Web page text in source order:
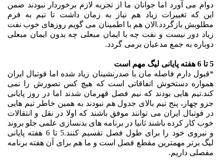
دوام می آورد اما جوانان ما از تجربه لازم برخوردار نبودند ضمن
این که تغییرات زیاد هم نیاز به زمان داشت تا تیم به فرم
مطلوبش بازگردد.الان هم با اطمینان می گویم روزهای خوب نفت
زیاد دور نیست و نفت چه با ایمان مبعلی چه بدون ایمان مبعلی
دوباره به جمع مدعیان برمی گردد.
5 تا 6 هفته پایانی لیگ مهم است
*قبول دارم فاصله مان با صدرنشینان زیاد شده اما فوتبال ایران
همواره دستخوش اتفاقاتی است که هیچ کس تصورش را نمی
کند.تیم هایی بودند که نیم فصل قهرمان شدند اما در روز پایانی
جزو چهار، پنج تیم بالای جدول هم نبودند به همین خاطر تیم هایی
در فوتبال ایران می توانند موفق باشند که اولا در نقل و انتقالات
خوب کار کرده باشند ثانیا در برنامه های بدنسازی علمی جلو بروند
و نیروی خود را برای طول فصل تقسیم کنند.5 تا 6 هفته پایانی
لیگ برتر مهمترین مقطع فصل است و ما هم برای آن هفته برنامه
مفصلی داریم.